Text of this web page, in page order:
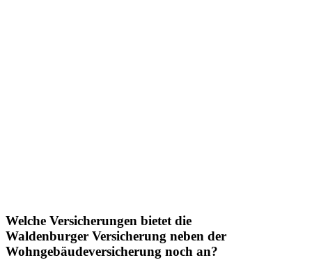
Welche Versicherungen bietet die
Waldenburger Versicherung neben der
Wohngebäudeversicherung noch an?